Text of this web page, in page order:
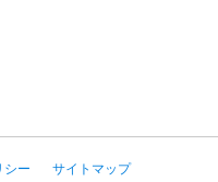
シー サイトマップ